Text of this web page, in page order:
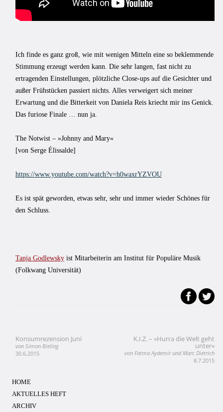
Ich finde es ganz groß, wie mit wenigen Mitteln eine so beklemmende
Stimmung erzeugt werden kann. Die sehr langen, fast nicht zu
ertragenden Einstellungen, plötzliche Close-ups auf die Gesichter und
außer Frühstücken passiert nichts. Alles verweigert sich meiner
Erwartung und die Bitterkeit von Daniela Reis kriecht mir ins Genick.
Das furiose Finale … nun ja.
The Notwist – »Johnny and Mary«
[von Serge Élissalde]
https://www.youtube.com/watch?v=h0waxrYZVOU
Es ist spät geworden, etwas sehr, sehr und immer wieder Schönes für
den Schluss.
Tanja Godlewsky ist Mitarbeiterin am Institut für Populäre Musik
(Folkwang Universität)
Beitragsnavigation
Konsumrezension Juni
von Simon Bieling
30.6.2015
K.I.Z. – »Hurra die Welt geht
unter«
von Fatma Aydemir und Marc Dietrich
8.7.2015
HOME
AKTUELLES HEFT
ARCHIV